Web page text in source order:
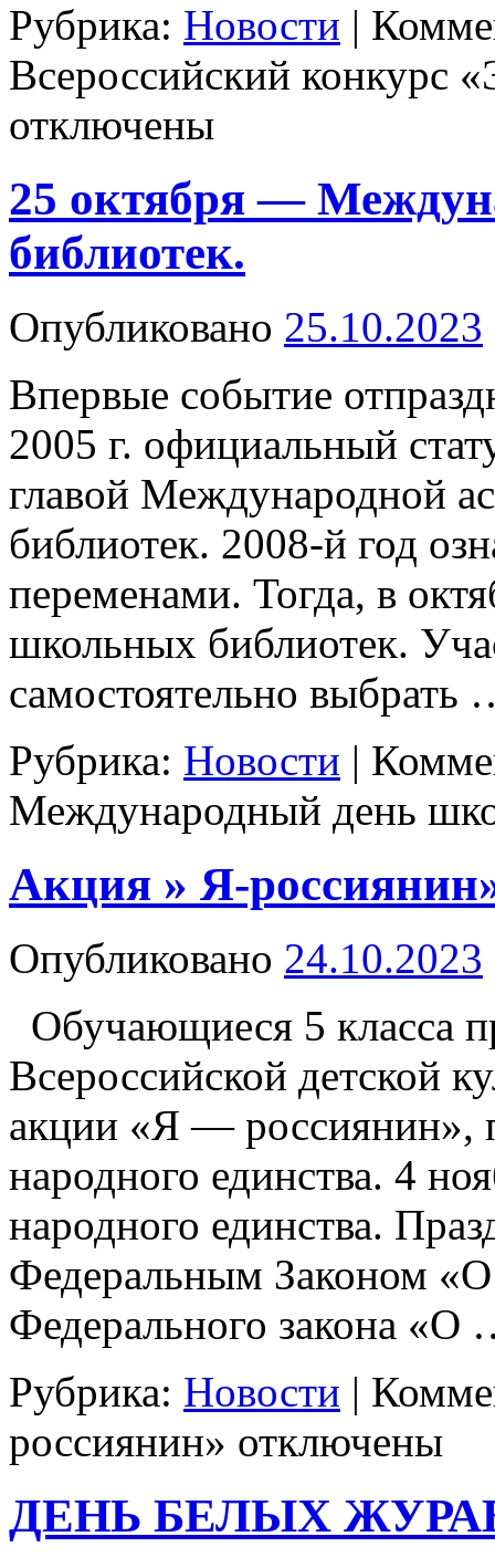
Рубрика: Новости |
Всероссийский конкурс
отключены
25 октября —
библиотек.
Опубликовано 25.10.2023
Впервые событие
2005 г. официальный
главой Международной
библиотек. 2008-й год
переменами. Тогда, в
школьных библиотек.
самостоятельно
Рубрика: Новости |
Международный день
Акция » Я-
Опубликовано 24.10.2023
Обучающиеся 5 класса
Всероссийской детской
акции «Я — россиянин»,
народного единства. 4
народного единства.
Федеральным Законом «О
Федерального закона
Рубрика: Новости |
россиянин» отключены
ДЕНЬ БЕЛЫХ